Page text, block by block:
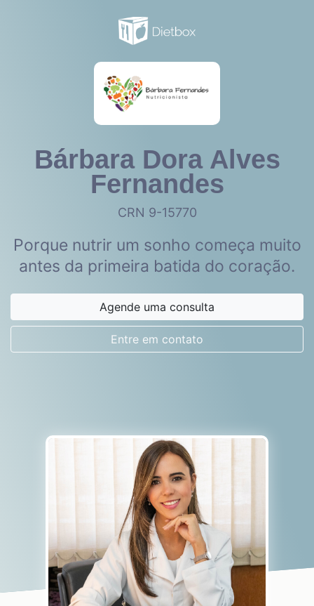
Bárbara Dora Alves
Fernandes
CRN 9-15770
Porque nutrir um sonho começa muito
antes da primeira batida do coração.
Agende uma consulta
Entre em contato